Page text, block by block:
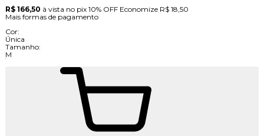
R$ 166,50 à vista no pix 10% OFF Economize R$ 18,50
Mais formas de pagamento
Cor:
Única
Tamanho:
M